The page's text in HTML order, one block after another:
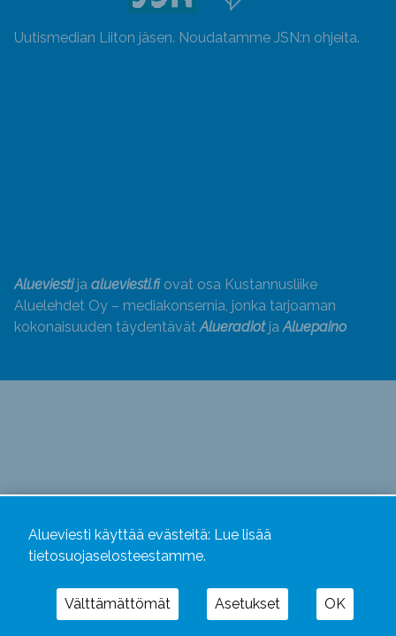
Uutismedian Liiton jäsen. Noudatamme JSN:n ohjeita.
Alueviestija alueviesti.fiovat osa Kustannusliike
Aluelehdet Oy – mediakonsernia, jonka tarjoaman
kokonaisuuden täydentävätAlueradiotjaAluepaino
Alueviesti käyttää evästeitä: Lue lisää
tietosuojaselosteestamme.
Välttämättömät Asetukset OK